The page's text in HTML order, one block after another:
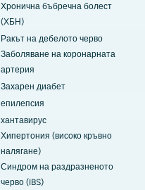
Хронична бъбречна болест
(ХБН)
Ракът на дебелото черво
Заболяване на коронарната
артерия
Захарен диабет
епилепсия
хантавирус
Хипертония (високо кръвно
налягане)
Синдром на раздразненото
черво (IBS)